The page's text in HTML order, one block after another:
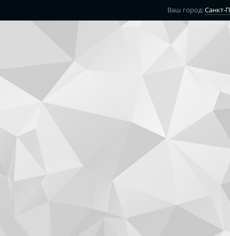
Ваш город:Санкт-